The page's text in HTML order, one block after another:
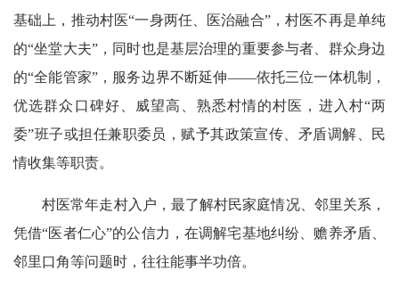
基础上，推动村医“一身两任、医治融合”，村医不再是单纯
的“坐堂大夫”，同时也是基层治理的重要参与者、群众身边
的“全能管家”，服务边界不断延伸——依托三位一体机制，
优选群众口碑好、威望高、熟悉村情的村医，进入村“两
委”班子或担任兼职委员，赋予其政策宣传、矛盾调解、民
情收集等职责。
村医常年走村入户，最了解村民家庭情况、邻里关系，
凭借“医者仁心”的公信力，在调解宅基地纠纷、赡养矛盾、
邻里口角等问题时，往往能事半功倍。